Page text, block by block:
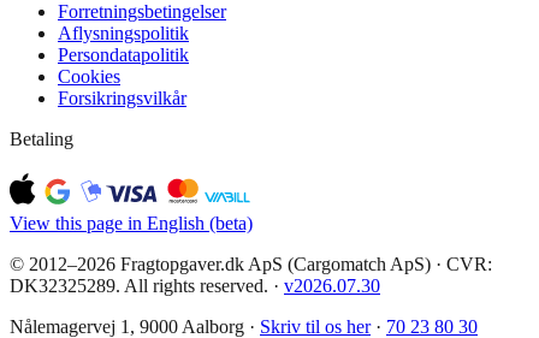
Forretningsbetingelser
Aflysningspolitik
Persondatapolitik
Cookies
Forsikringsvilkår
Betaling
View this page in English (beta)
© 2012–2026 Fragtopgaver.dk ApS (Cargomatch ApS) · CVR:
DK32325289. All rights reserved. · v2026.07.30
Nålemagervej 1, 9000 Aalborg · Skriv til os her · 70 23 80 30